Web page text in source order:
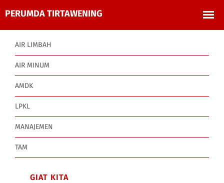
AIR LIMBAH
AIR MINUM
AMDK
LPKL
MANAJEMEN
TAM
GIAT KITA